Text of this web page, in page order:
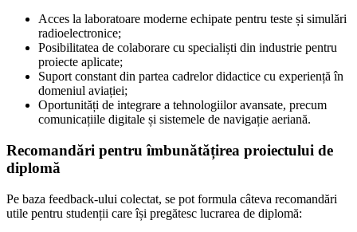
Acces la laboratoare moderne echipate pentru teste și simulări
radioelectronice;
Posibilitatea de colaborare cu specialiști din industrie pentru
proiecte aplicate;
Suport constant din partea cadrelor didactice cu experiență în
domeniul aviației;
Oportunități de integrare a tehnologiilor avansate, precum
comunicațiile digitale și sistemele de navigație aeriană.
Recomandări pentru îmbunătățirea proiectului de
diplomă
Pe baza feedback-ului colectat, se pot formula câteva recomandări
utile pentru studenții care își pregătesc lucrarea de diplomă: